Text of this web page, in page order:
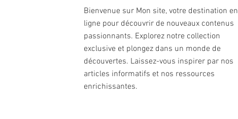
Bienvenue sur Mon site, votre destination en
ligne pour découvrir de nouveaux contenus
passionnants. Explorez notre collection
exclusive et plongez dans un monde de
découvertes. Laissez-vous inspirer par nos
articles informatifs et nos ressources
enrichissantes.